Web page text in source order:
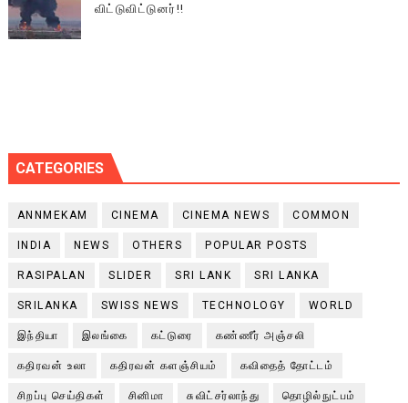
விட்டுவிட்டுனர்!!
CATEGORIES
ANNMEKAM CINEMA CINEMA NEWS COMMON
INDIA NEWS OTHERS POPULAR POSTS
RASIPALAN SLIDER SRI LANK SRI LANKA
SRILANKA SWISS NEWS TECHNOLOGY WORLD
இந்தியா இலங்கை கட்டுரை கண்ணீர் அஞ்சலி
கதிரவன் உலா கதிரவன் களஞ்சியம் கவிதைத் தோட்டம்
சிறப்பு செய்திகள் சினிமா சுவிட்சர்லாந்து தொழில்நுட்பம்